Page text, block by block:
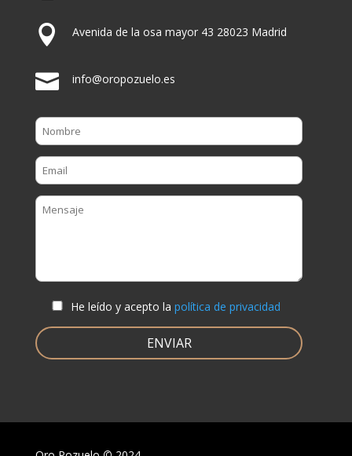
 Avenida de la osa mayor 43 28023 Madrid
 info@oropozuelo.es
He leído y acepto la política de privacidad